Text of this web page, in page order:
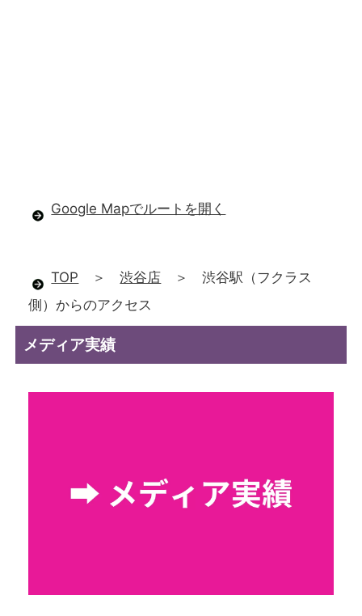
Google Mapでルートを開く
TOP ＞渋谷店 ＞ 渋谷駅（フクラス
側）からのアクセス
メディア実績